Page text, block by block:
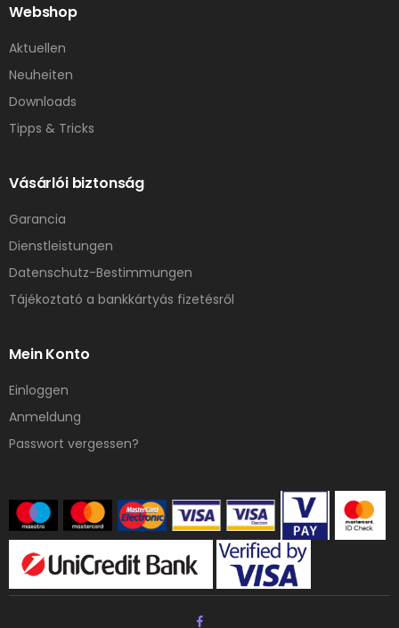
Webshop
Aktuellen
Neuheiten
Downloads
Tipps & Tricks
Vásárlói biztonság
Garancia
Dienstleistungen
Datenschutz-Bestimmungen
Tájékoztató a bankkártyás fizetésről
Mein Konto
Einloggen
Anmeldung
Passwort vergessen?